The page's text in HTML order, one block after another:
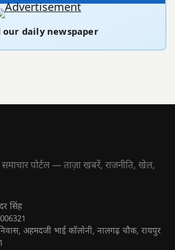
our daily newspaper
समाचार पोर्टल — ताज़ा खबरें, राजनीति, खेल,
सिंह
अहमदजी भाई कॉलोनी, नालगढ़ चौक, रायपुर